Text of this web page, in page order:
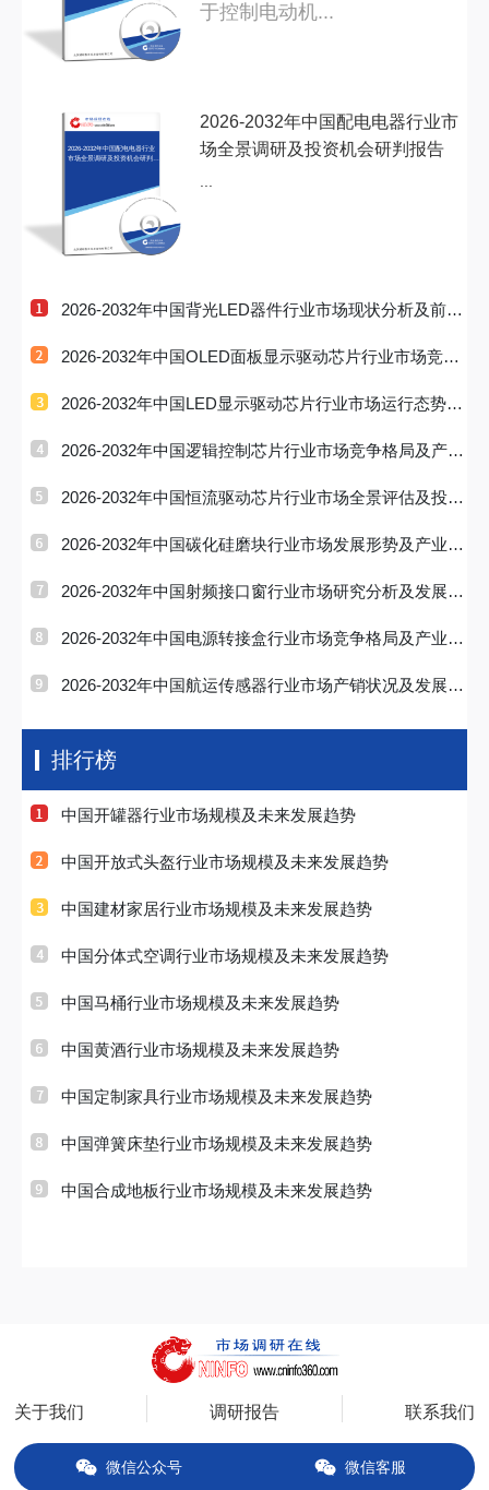
于控制电动机...
2026-2032年中国配电电器行业
市场全景调研及投资机会研判报
2026-2032年中国配电电器行业市
场全景调研及投资机会研判报告
2026-2032年中国背光LED器件行业市场现状分析及前景
战略研判报告
2026-2032年中国OLED面板显示驱动芯片行业市场竞争
现状及投资趋
2026-2032年中国LED显示驱动芯片行业市场运行态势及
投资前景研判
2026-2032年中国逻辑控制芯片行业市场竞争格局及产业
趋势研判报
2026-2032年中国恒流驱动芯片行业市场全景评估及投资
战略研判报
2026-2032年中国碳化硅磨块行业市场发展形势及产业趋
势研判报告
2026-2032年中国射频接口窗行业市场研究分析及发展前
景研判报告
2026-2032年中国电源转接盒行业市场竞争格局及产业前
景研判报告
2026-2032年中国航运传感器行业市场产销状况及发展战
排行榜
中国开罐器行业市场规模及未来发展趋势
中国开放式头盔行业市场规模及未来发展趋势
中国建材家居行业市场规模及未来发展趋势
中国分体式空调行业市场规模及未来发展趋势
中国马桶行业市场规模及未来发展趋势
中国黄酒行业市场规模及未来发展趋势
中国定制家具行业市场规模及未来发展趋势
中国弹簧床垫行业市场规模及未来发展趋势
中国合成地板行业市场规模及未来发展趋势
关于我们 调研报告 联系我们
微信公众号 微信客服